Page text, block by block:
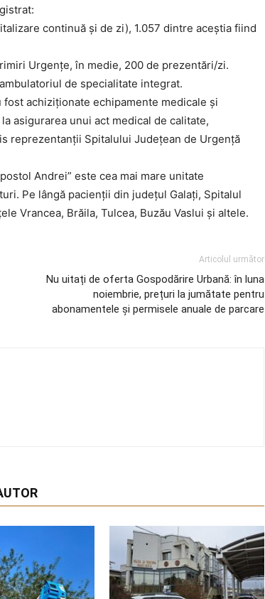
continuă şi de zi), 1.057 dintre aceștia fiind
Urgenţe, în medie, 200 de prezentări/zi.
de specialitate integrat.
achiziţionate echipamente medicale şi
asigurarea unui act medical de calitate,
reprezentanții Spitalului Județean de Urgență
Andrei” este cea mai mare unitate
Pe lângă pacienţii din judeţul Galaţi, Spitalul
Vrancea, Brăila, Tulcea, Buzău Vaslui și altele.
Articolul următor
Nu uitați de oferta Gospodărire Urbană: în luna
noiembrie, prețuri la jumătate pentru
abonamentele și permisele anuale de parcare